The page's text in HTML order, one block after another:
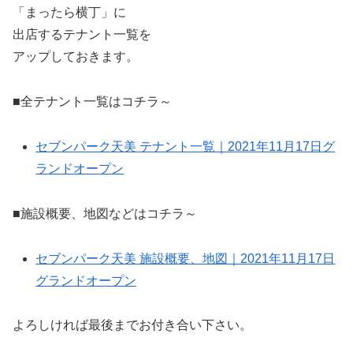
「まったら横丁」に
出店するテナント一覧を
アップしておきます。
■全テナント一覧はコチラ～
セブンパーク天美 テナント一覧｜2021年11月17日グ
ランドオープン
■施設概要、地図などはコチラ～
セブンパーク天美 施設概要、地図｜2021年11月17日
グランドオープン
よろしければ最後までお付き合い下さい。